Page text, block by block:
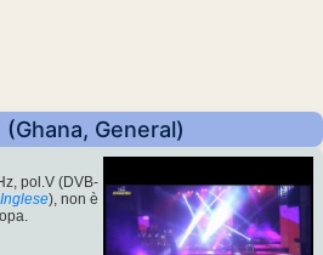
(Ghana, General)
pol.V (DVB-
Inglese), non è